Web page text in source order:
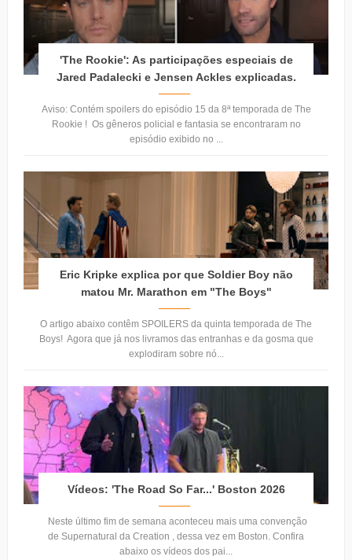
'The Rookie': As participações especiais de
Jared Padalecki e Jensen Ackles explicadas.
Aviso: Contém spoilers do episódio 15 da 8ª temporada de The
Rookie ! Os gêneros policial e fantasia se encontraram no
episódio exibido no ...
Eric Kripke explica por que Soldier Boy não
matou Mr. Marathon em "The Boys"
O artigo abaixo contêm SPOILERS da quinta temporada de The
Boys! Agora que já nos livramos das entranhas e da gosma que
explodiram sobre nó...
Vídeos: 'The Road So Far...' Boston 2026
Neste último fim de semana aconteceu mais uma convenção
de Supernatural da Creation , dessa vez em Boston. Confira
abaixo os vídeos dos pai...